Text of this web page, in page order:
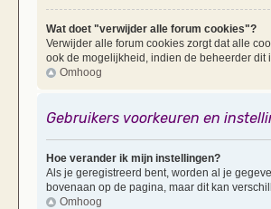
Wat doet "verwijder alle forum cookies"?
Verwijder alle forum cookies zorgt dat alle
ook de mogelijkheid, indien de beheerder
Omhoog
Gebruikers voorkeuren en
Hoe verander ik mijn instellingen?
Als je geregistreerd bent, worden al je
bovenaan op de pagina, maar dit kan
Omhoog